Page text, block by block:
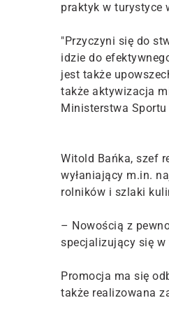
praktyk w turystyce
"Przyczyni się do
idzie do
jest także
także aktywizacja
Ministerstwa
Witold Bańka, szef
wyłaniający m.in.
rolników i szlaki
– Nowością z
specjalizujący się
Promocja ma się
także realizowana